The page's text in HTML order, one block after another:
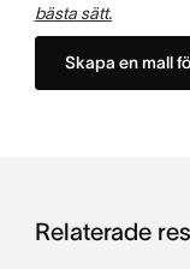
bästa sätt.
Skapa en mall
Relaterade